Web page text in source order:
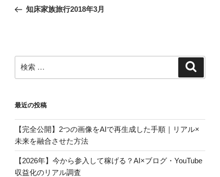
ー
シ
去 知床家族旅行2018年3月
検
索:
最近の投稿
【完全公開】2つの画像をAIで再生成した手順｜リアル×
未来を融合させた方法
【2026年】今から参入して稼げる？AI×ブログ・YouTube
収益化のリアル調査